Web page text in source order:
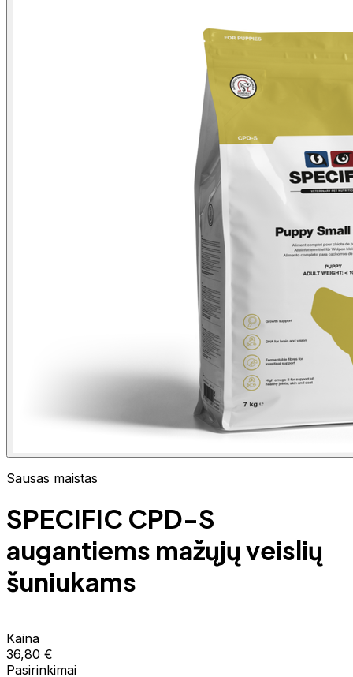
Sausas maistas
SPECIFIC CPD-S
augantiems mažųjų veislių
šuniukams
Kaina
36,80 €
Pasirinkimai